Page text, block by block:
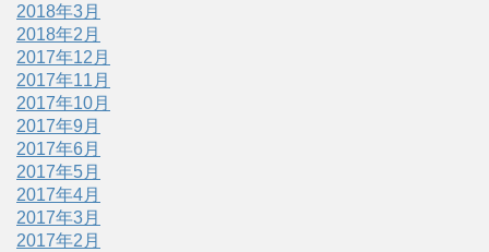
2018年3月
2018年2月
2017年12月
2017年11月
2017年10月
2017年9月
2017年6月
2017年5月
2017年4月
2017年3月
2017年2月